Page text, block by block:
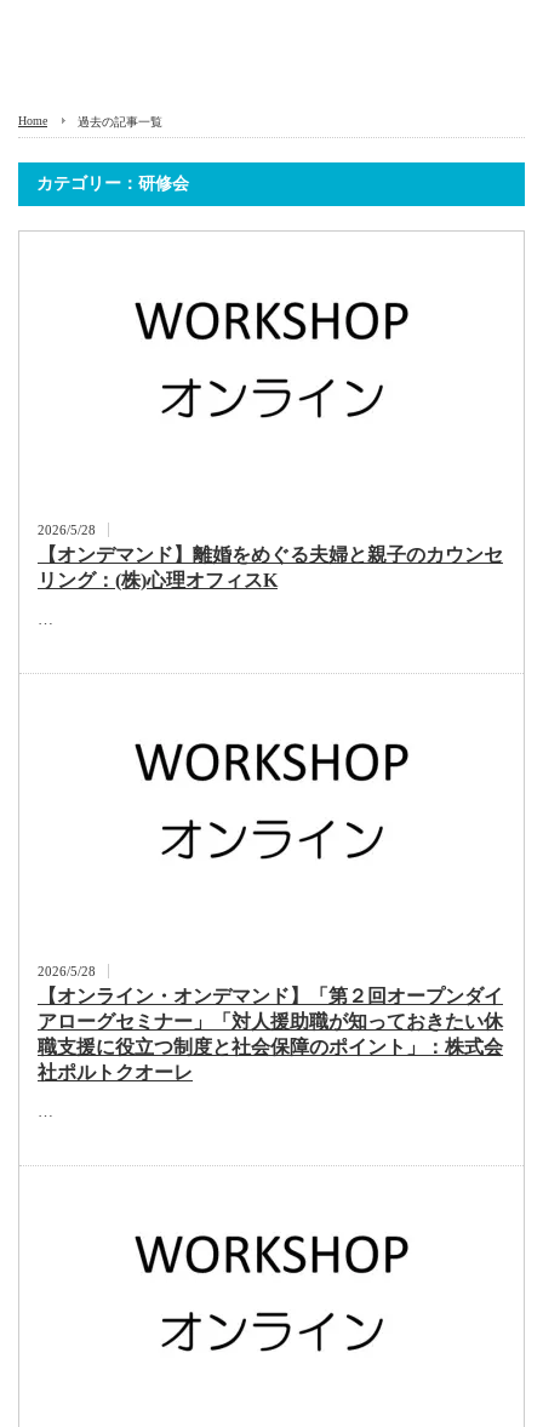
Home 過去の記事一覧
カテゴリー：研修会
2026/5/28
【オンデマンド】離婚をめぐる夫婦と親子のカウンセ
リング：(株)心理オフィスK
…
2026/5/28
【オンライン・オンデマンド】「第２回オープンダイ
アローグセミナー」「対人援助職が知っておきたい休
職支援に役立つ制度と社会保障のポイント」：株式会
社ポルトクオーレ
…